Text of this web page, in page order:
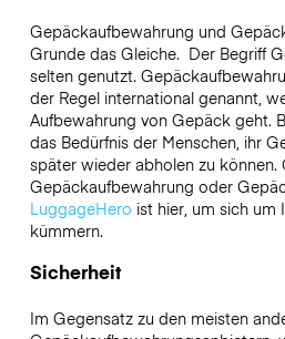
Gepäckaufbewahrung und
Grunde das Gleiche. Der Begriff
selten genutzt.
der Regel international genannt,
Aufbewahrung von Gepäck geht.
das Bedürfnis der Menschen, ihr
später wieder abholen zu können.
Gepäckaufbewahrung oder
LuggageHero ist hier, um sich um
kümmern.
Sicherheit
Im Gegensatz zu den meisten